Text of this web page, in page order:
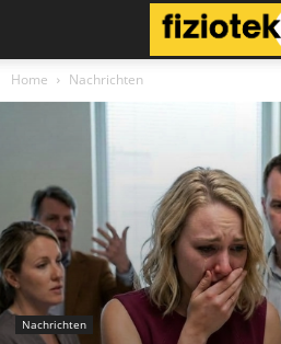
Home Nachrichten
Nachrichten